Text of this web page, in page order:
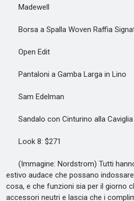
Madewell
Borsa a Spalla Woven Raffia
Open Edit
Pantaloni a Gamba Larga in Lino
Sam Edelman
Sandalo con Cinturino alla Caviglia
Look 8: $271
(Immagine: Nordstrom) Tutti
estivo audace che possano
cosa, e che funzioni sia per il giorno
accessori neutri e lascia che i